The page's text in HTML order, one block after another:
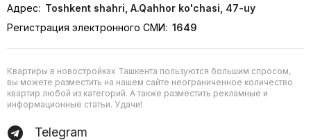
Адрес: Toshkent shahri, A.Qahhor ko'chasi, 47-uy
Регистрация электронного СМИ: 1649
Квартиры в новостройках Ташкента пользуются большим спросом,
вы можете разместить на нашем сайте неограниченное количество
квартир любой из категорий. А также разместить рекламные и
информационные статьи. Удачи!
Telegram